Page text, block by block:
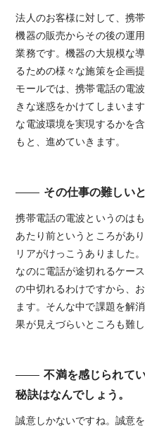
法人のお客様に対して、携
機器の販売からその後の運
業務です。機器の大規模な
るための様々な施策を企画
モールでは、携帯電話の電
きな迷惑をかけてしまいま
な電波環境を実現するかを
もと、進めていきます。
その仕事の難しい
携帯電話の電波というのは
あたり前というところがあ
リアがけっこうありました
なのに電話が途切れるケー
の中切れるわけですから、
ます。そんな中で課題を解
果が見えづらいところも難し
不満を感じられて
秘訣はなんでしょう。
誠意しかないですね。誠意